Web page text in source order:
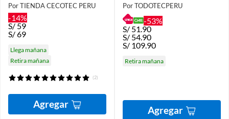
Por TIENDA CECOTEC PERU
-14%
S/ 59
S/69
Llega mañana
Retira mañana
(2)
Agregar
Por TODOTECPERU
-53%
S/ 51.90
S/ 54.90
S/ 109.90
Retira mañana
Agregar